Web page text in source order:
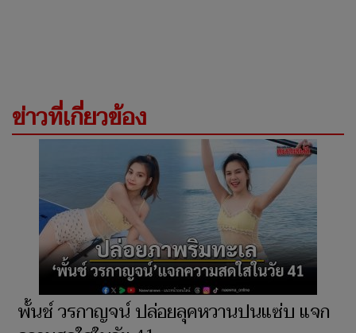
ข่าวที่เกี่ยวข้อง
พั้นช์ วรกาญจน์ ปล่อยลุคหวานปนแซ่บ แจก